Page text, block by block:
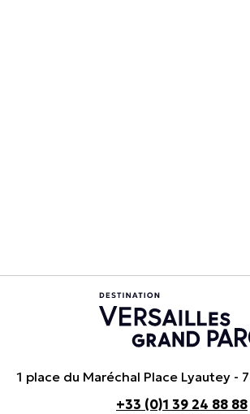
1 place du Maréchal Place Lyautey -
+33 (0)1 39 24 88 88